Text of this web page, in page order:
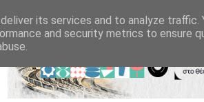
its services and to analyze traffic.
and security metrics to ensure